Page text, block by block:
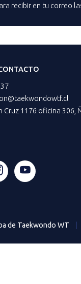
recibir en tu correo
Cruz 1176 oficina 306,
de Taekwondo WT